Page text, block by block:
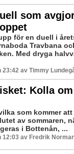
som
för en duell i
Travbana
Med dryga
23:42 av Timmy
Kolla om
som kommer
av sommaren,
i Bottenån, ...
12:03 av Fredrik